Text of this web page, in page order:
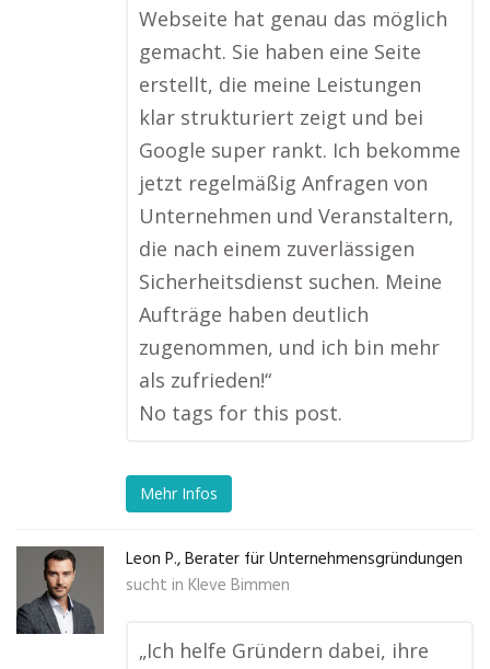
Webseite hat genau das möglich
gemacht. Sie haben eine Seite
erstellt, die meine Leistungen
klar strukturiert zeigt und bei
Google super rankt. Ich bekomme
jetzt regelmäßig Anfragen von
Unternehmen und Veranstaltern,
die nach einem zuverlässigen
Sicherheitsdienst suchen. Meine
Aufträge haben deutlich
zugenommen, und ich bin mehr
als zufrieden!“
No tags for this post.
Mehr Infos
Leon P., Berater für Unternehmensgründungen
sucht in Kleve Bimmen
„Ich helfe Gründern dabei, ihre